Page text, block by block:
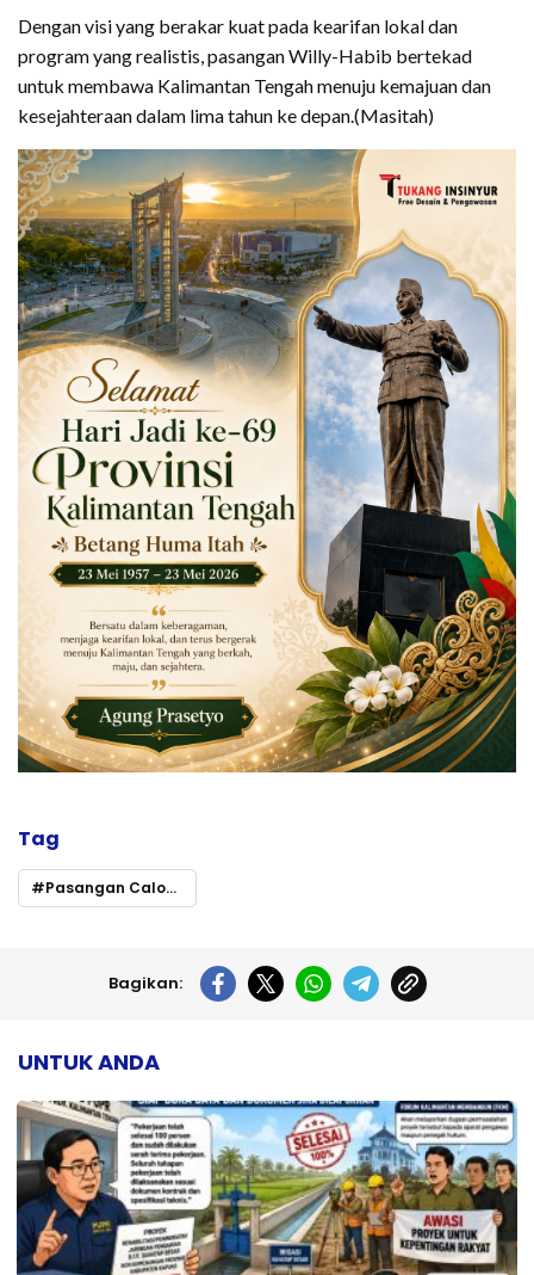
Dengan visi yang berakar kuat pada kearifan lokal dan
program yang realistis, pasangan Willy-Habib bertekad
untuk membawa Kalimantan Tengah menuju kemajuan dan
kesejahteraan dalam lima tahun ke depan.(Masitah)
Tag
Pasangan Calon Gubernur Kalteng Nomor Urut 1 Willy-Habib Kuasai Debat Publik dengan Gagasan Realistis
Bagikan:
UNTUK ANDA